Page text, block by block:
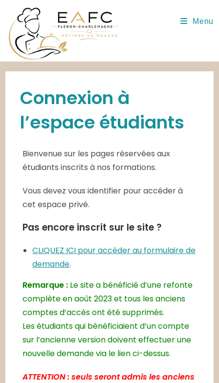
content
Menu
Connexion à
l’espace étudiants
Bienvenue sur les pages réservées aux
étudiants inscrits à nos formations.
Vous devez vous identifier pour accéder à
cet espace privé.
Pas encore inscrit sur le site ?
CLIQUEZ ICI pour accéder au formulaire de
demande.
Remarque : Le site a bénéficié d’une refonte
complète en août 2023 et tous les anciens
comptes d’accès ont été supprimés.
Les étudiants qui bénéficiaient d’un compte
sur l’ancienne version doivent effectuer une
nouvelle demande via le lien ci-dessus.
ATTENTION : seuls seront admis les anciens